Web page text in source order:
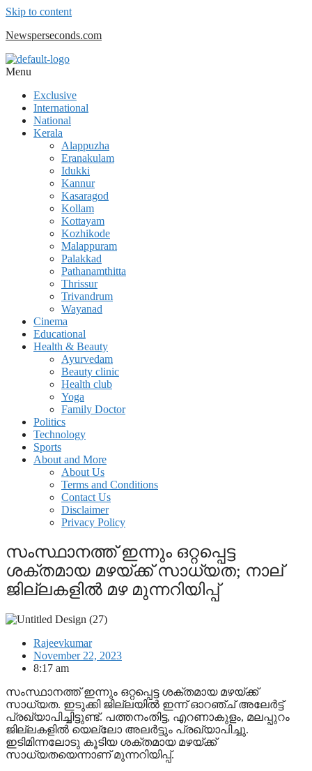
Skip to content
Newsperseconds.com
Menu
Exclusive
International
National
Kerala
Alappuzha
Eranakulam
Idukki
Kannur
Kasaragod
Kollam
Kottayam
Kozhikode
Malappuram
Palakkad
Pathanamthitta
Thrissur
Trivandrum
Wayanad
Cinema
Educational
Health & Beauty
Ayurvedam
Beauty clinic
Health club
Yoga
Family Doctor
Politics
Technology
Sports
About and More
About Us
Terms and Conditions
Contact Us
Disclaimer
Privacy Policy
സംസ്ഥാനത്ത് ഇന്നും ഒറ്റപ്പെട്ട
ശക്തമായ മഴയ്ക്ക് സാധ്യത; നാല്
ജില്ലകളിൽ മഴ മുന്നറിയിപ്പ്
Rajeevkumar
November 22, 2023
8:17 am
സംസ്ഥാനത്ത് ഇന്നും ഒറ്റപ്പെട്ട ശക്തമായ മഴയ്ക്ക്
സാധ്യത. ഇടുക്കി ജില്ലയിൽ ഇന്ന് ഓറഞ്ച് അലേര്‍ട്ട്
പ്രഖ്യാപിച്ചിട്ടുണ്ട്. പത്തനംതിട്ട, എറണാകുളം, മലപ്പുറം
ജില്ലകളില്‍ യെല്ലോ അലര്‍ട്ടും പ്രഖ്യാപിച്ചു.
ഇടിമിന്നലോടു കൂടിയ ശക്തമായ മഴയ്ക്ക്
സാധ്യതയെന്നാണ് മുന്നറിയിപ്പ്.